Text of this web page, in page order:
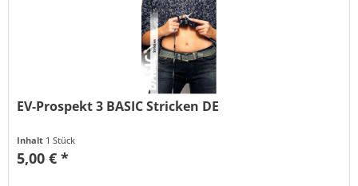
EV-Prospekt 3 BASIC Stricken DE
Inhalt 1 Stück
5,00 € *